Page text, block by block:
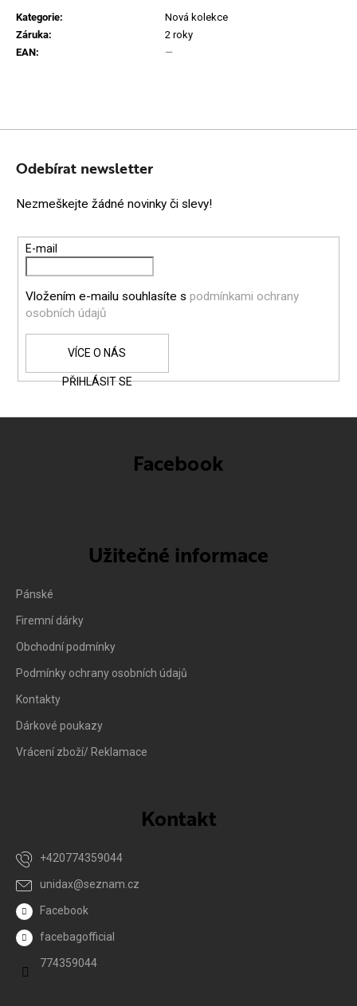
Kategorie:
Nová kolekce
Záruka:
2 roky
EAN: —
Z
Odebírat newsletter
Nezmeškejte žádné novinky či slevy!
E-mail
Vložením e-mailu souhlasíte s podmínkami ochrany
osobních údajů
PŘIHLÁSIT SE
Facebook
Užitečné informace
Pánské
Firemní dárky
Obchodní podmínky
Podmínky ochrany osobních údajů
Kontakty
Dárkové poukazy
Vrácení zboží/ Reklamace
Kontakt
unidax@seznam.cz
+420774359044
Facebook
facebagofficial
774359044